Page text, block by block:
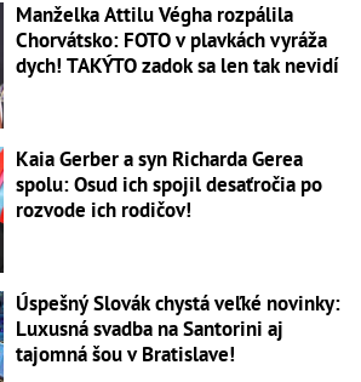
Manželka Attilu Végha rozpálila
Chorvátsko: FOTO v plavkách vyráža
dych! TAKÝTO zadok sa len tak nevidí
Kaia Gerber a syn Richarda Gerea
spolu: Osud ich spojil desaťročia po
rozvode ich rodičov!
Úspešný Slovák chystá veľké novinky:
Luxusná svadba na Santorini aj
tajomná šou v Bratislave!